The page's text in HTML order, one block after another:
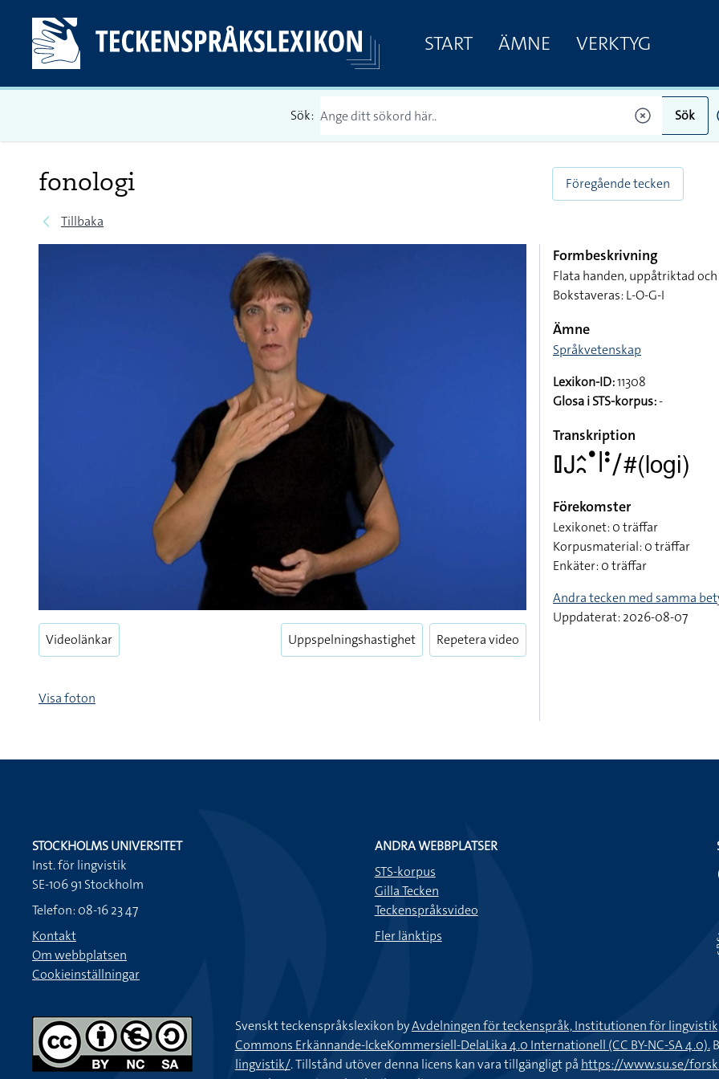
START ÄMNE VERKTYG
Sök: Sök
fonologi
Tillbaka
Föregående tecken
Videolänkar Uppspelningshastighet Repetera video
Visa foton
Formbeskrivning
Flata handen, uppåtriktad
Bokstaveras: L-O-G-I
Ämne
Språkvetenskap
Lexikon-ID:11308
Glosa i STS-korpus:-
Transkription
􌤞􌤢􌤵􌥘􌤟􌥼􌥻􌥠#(logi)
Förekomster
Lexikonet: 0 träffar
Korpusmaterial: 0 träffar
Enkäter: 0 träffar
Andra tecken med samma
Uppdaterat: 2026-08-07
STOCKHOLMS UNIVERSITET
Inst. för lingvistik
SE-106 91 Stockholm
Telefon: 08-16 23 47
Kontakt
Om webbplatsen
Cookieinställningar
ANDRA WEBBPLATSER
STS-korpus
Gilla Tecken
Teckenspråksvideo
Fler länktips
Svenskt teckenspråkslexikon byAvdelningen för teckenspråk, Institutionen för
Commons Erkännande-IckeKommersiell-DelaLika 4.0 Internationell (CC BY-NC-SA 4.0).
lingvistik/. Tillstånd utöver denna licens kan vara tillgängligt på https://www.su.se/